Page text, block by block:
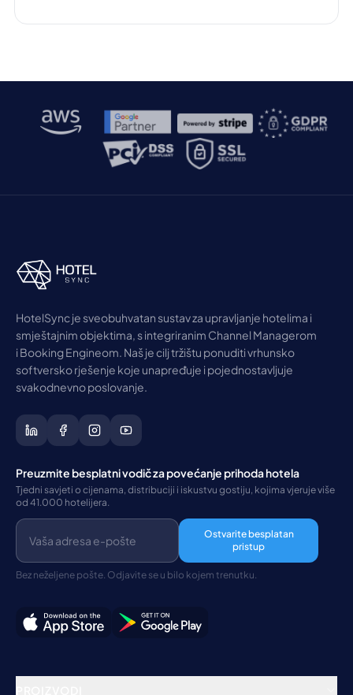
HotelSync je sveobuhvatan sustav za upravljanje hotelima i
smještajnim objektima, s integriranim Channel Managerom
i Booking Engineom. Naš je cilj tržištu ponuditi vrhunsko
softversko rješenje koje unapređuje i pojednostavljuje
svakodnevno poslovanje.
Preuzmite besplatni vodič za povećanje prihoda hotela
Tjedni savjeti o cijenama, distribuciji i iskustvu gostiju, kojima vjeruje više
od 41.000 hotelijera.
Ostvarite besplatan
pristup
Bez neželjene pošte. Odjavite se u bilo kojem trenutku.